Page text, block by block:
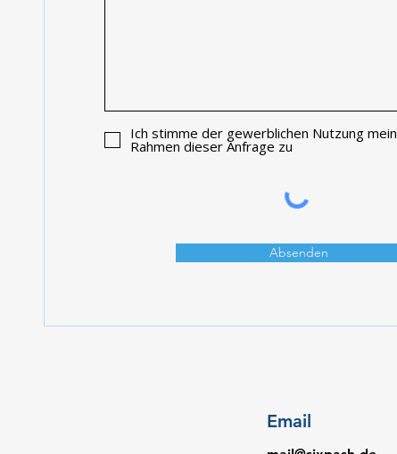
Ich stimme der gewerblichen Nutzung
Rahmen dieser Anfrage zu
Absenden
Email